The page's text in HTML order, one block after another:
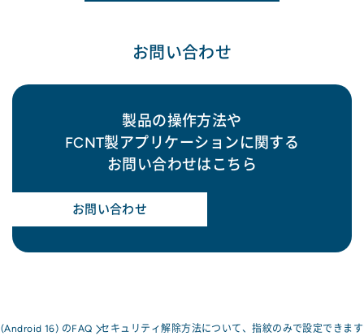
お問い合わせ
製品の操作方法や
FCNT製アプリケーションに関する
お問い合わせはこちら
お問い合わせ
16) のFAQ セキュリティ解除方法について、指紋のみで設定できま